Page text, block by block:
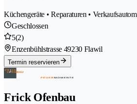
Küchengeräte • Reparaturen •
Geschlossen
5(2)
Enzenbühlstrasse 49230 Flawil
Termin reservieren
Frick Ofenbau